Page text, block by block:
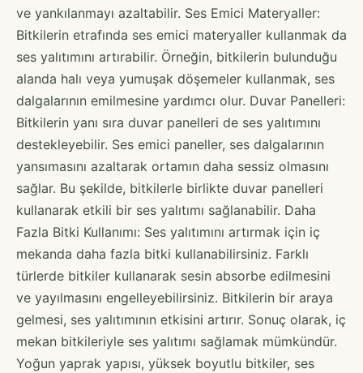
ve yankılanmayı azaltabilir. Ses Emici Materyaller:
Bitkilerin etrafında ses emici materyaller kullanmak da
ses yalıtımını artırabilir. Örneğin, bitkilerin bulunduğu
alanda halı veya yumuşak döşemeler kullanmak, ses
dalgalarının emilmesine yardımcı olur. Duvar Panelleri:
Bitkilerin yanı sıra duvar panelleri de ses yalıtımını
destekleyebilir. Ses emici paneller, ses dalgalarının
yansımasını azaltarak ortamın daha sessiz olmasını
sağlar. Bu şekilde, bitkilerle birlikte duvar panelleri
kullanarak etkili bir ses yalıtımı sağlanabilir. Daha
Fazla Bitki Kullanımı: Ses yalıtımını artırmak için iç
mekanda daha fazla bitki kullanabilirsiniz. Farklı
türlerde bitkiler kullanarak sesin absorbe edilmesini
ve yayılmasını engelleyebilirsiniz. Bitkilerin bir araya
gelmesi, ses yalıtımının etkisini artırır. Sonuç olarak, iç
mekan bitkileriyle ses yalıtımı sağlamak mümkündür.
Yoğun yaprak yapısı, yüksek boyutlu bitkiler, ses